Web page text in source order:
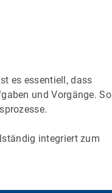
es essentiell, dass
und Vorgänge. So
integriert zum